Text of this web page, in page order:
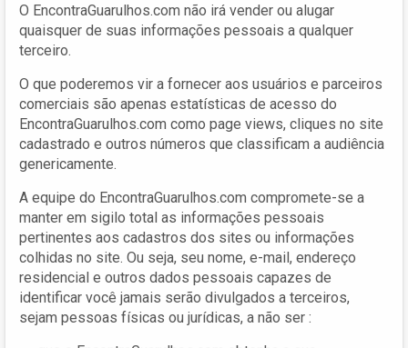
O EncontraGuarulhos.com não irá vender ou alugar
quaisquer de suas informações pessoais a qualquer
terceiro.
O que poderemos vir a fornecer aos usuários e parceiros
comerciais são apenas estatísticas de acesso do
EncontraGuarulhos.com como page views, cliques no site
cadastrado e outros números que classificam a audiência
genericamente.
A equipe do EncontraGuarulhos.com compromete-se a
manter em sigilo total as informações pessoais
pertinentes aos cadastros dos sites ou informações
colhidas no site. Ou seja, seu nome, e-mail, endereço
residencial e outros dados pessoais capazes de
identificar você jamais serão divulgados a terceiros,
sejam pessoas físicas ou jurídicas, a não ser :